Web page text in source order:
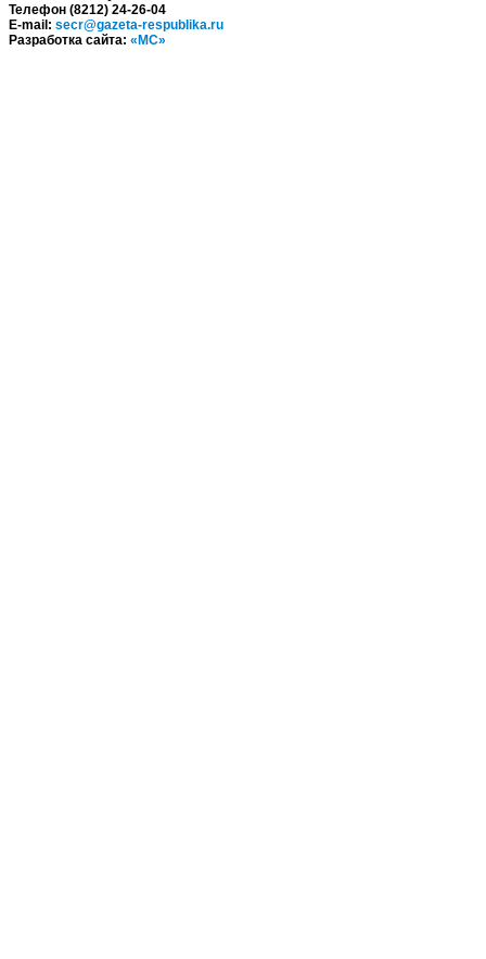
Телефон (8212) 24-26-04
E-mail: secr@gazeta-respublika.ru
Разработка сайта: «МС»